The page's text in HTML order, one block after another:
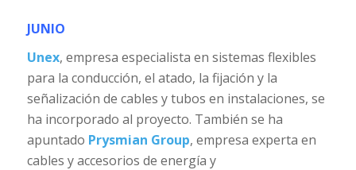
JUNIO
Unex, empresa especialista en sistemas flexibles
para la conducción, el atado, la fijación y la
señalización de cables y tubos en instalaciones, se
ha incorporado al proyecto. También se ha
apuntado Prysmian Group, empresa experta en
cables y accesorios de energía y